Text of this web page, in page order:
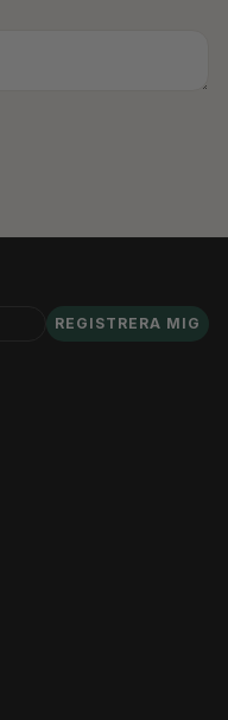
REGISTRERA MIG